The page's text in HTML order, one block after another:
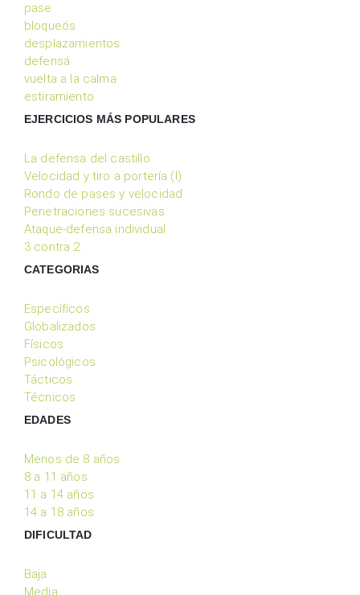
pase
bloqueós
desplazamientos
defensá
vuelta a la calma
estiramiento
EJERCICIOS MÁS POPULARES
La defensa del castillo
Velocidad y tiro a portería (I)
Rondo de pases y velocidad
Penetraciones sucesivas
Ataque-defensa individual
3 contra 2
CATEGORIAS
Específicos
Globalizados
Físicos
Psicológicos
Tácticos
Técnicos
EDADES
Menos de 8 años
8 a 11 años
11 a 14 años
14 a 18 años
DIFICULTAD
Baja
Media